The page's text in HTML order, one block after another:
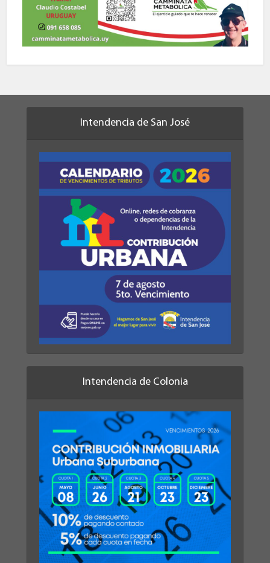
Intendencia de San José
Intendencia de Colonia